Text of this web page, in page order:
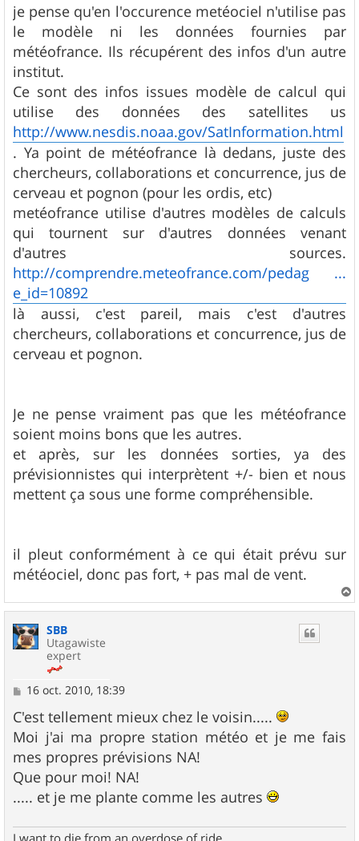
je pense qu'en l'occurence metéociel n'utilise pas
le modèle ni les données fournies par
météofrance. Ils récupérent des infos d'un autre
institut.
Ce sont des infos issues modèle de calcul qui
utilise des données des satellites us
http://www.nesdis.noaa.gov/SatInformation.html
. Ya point de météofrance là dedans, juste des
chercheurs, collaborations et concurrence, jus de
cerveau et pognon (pour les ordis, etc)
metéofrance utilise d'autres modèles de calculs
qui tournent sur d'autres données venant
d'autres sources.
http://comprendre.meteofrance.com/pedag ...
e_id=10892
là aussi, c'est pareil, mais c'est d'autres
chercheurs, collaborations et concurrence, jus de
cerveau et pognon.
Je ne pense vraiment pas que les météofrance
soient moins bons que les autres.
et après, sur les données sorties, ya des
prévisionnistes qui interprètent +/- bien et nous
mettent ça sous une forme compréhensible.
il pleut conformément à ce qui était prévu sur
météociel, donc pas fort, + pas mal de vent.
a
SBB
Utagawiste
expert
M
s
s
a
g
e
16 oct. 2010, 18:39
C'est tellement mieux chez le voisin.....
Moi j'ai ma propre station météo et je me fais
mes propres prévisions NA!
Que pour moi! NA!
..... et je me plante comme les autres